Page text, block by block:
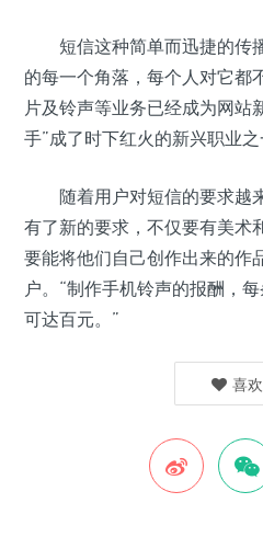
短信这种简单而迅捷的传
的每一个角落，每个人对它都
片及铃声等业务已经成为网站
手”成了时下红火的新兴职业之
随着用户对短信的要求越
有了新的要求，不仅要有美术
要能将他们自己创作出来的作
户。“制作手机铃声的报酬，
可达百元。”
喜欢